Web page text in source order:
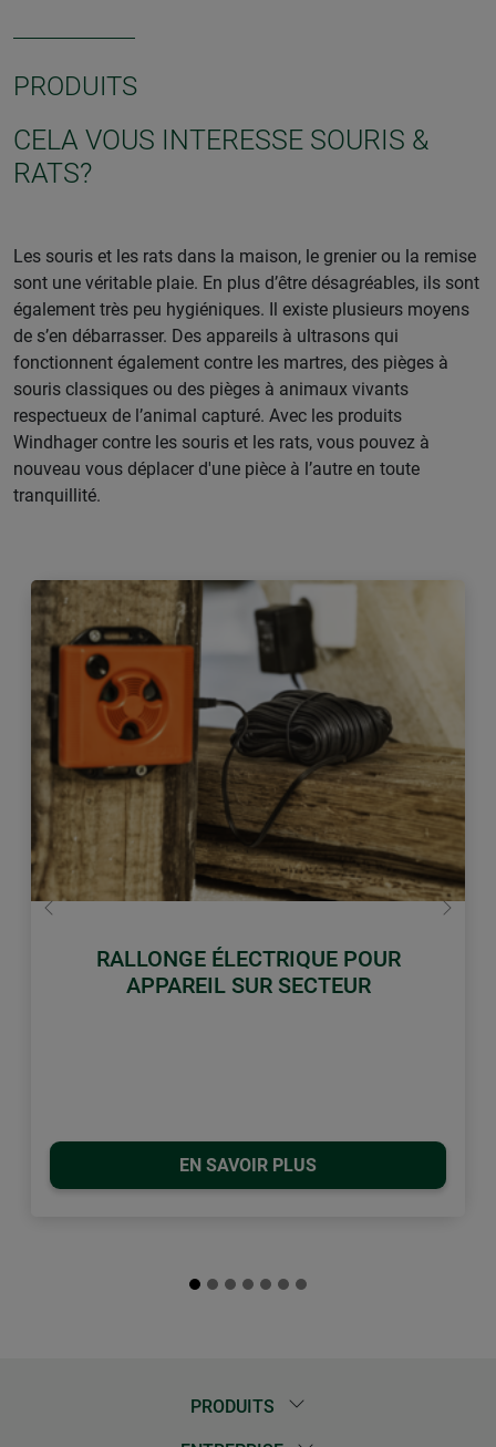
PRODUITS
CELA VOUS INTERESSE SOURIS &
RATS?
Les souris et les rats dans la maison, le grenier ou la remise
sont une véritable plaie. En plus d’être désagréables, ils sont
également très peu hygiéniques. Il existe plusieurs moyens
de s’en débarrasser. Des appareils à ultrasons qui
fonctionnent également contre les martres, des pièges à
souris classiques ou des pièges à animaux vivants
respectueux de l’animal capturé. Avec les produits
Windhager contre les souris et les rats, vous pouvez à
nouveau vous déplacer d'une pièce à l’autre en toute
tranquillité.
RALLONGE ÉLECTRIQUE POUR
APPAREIL SUR SECTEUR
EN SAVOIR PLUS
retour
PRODUITS